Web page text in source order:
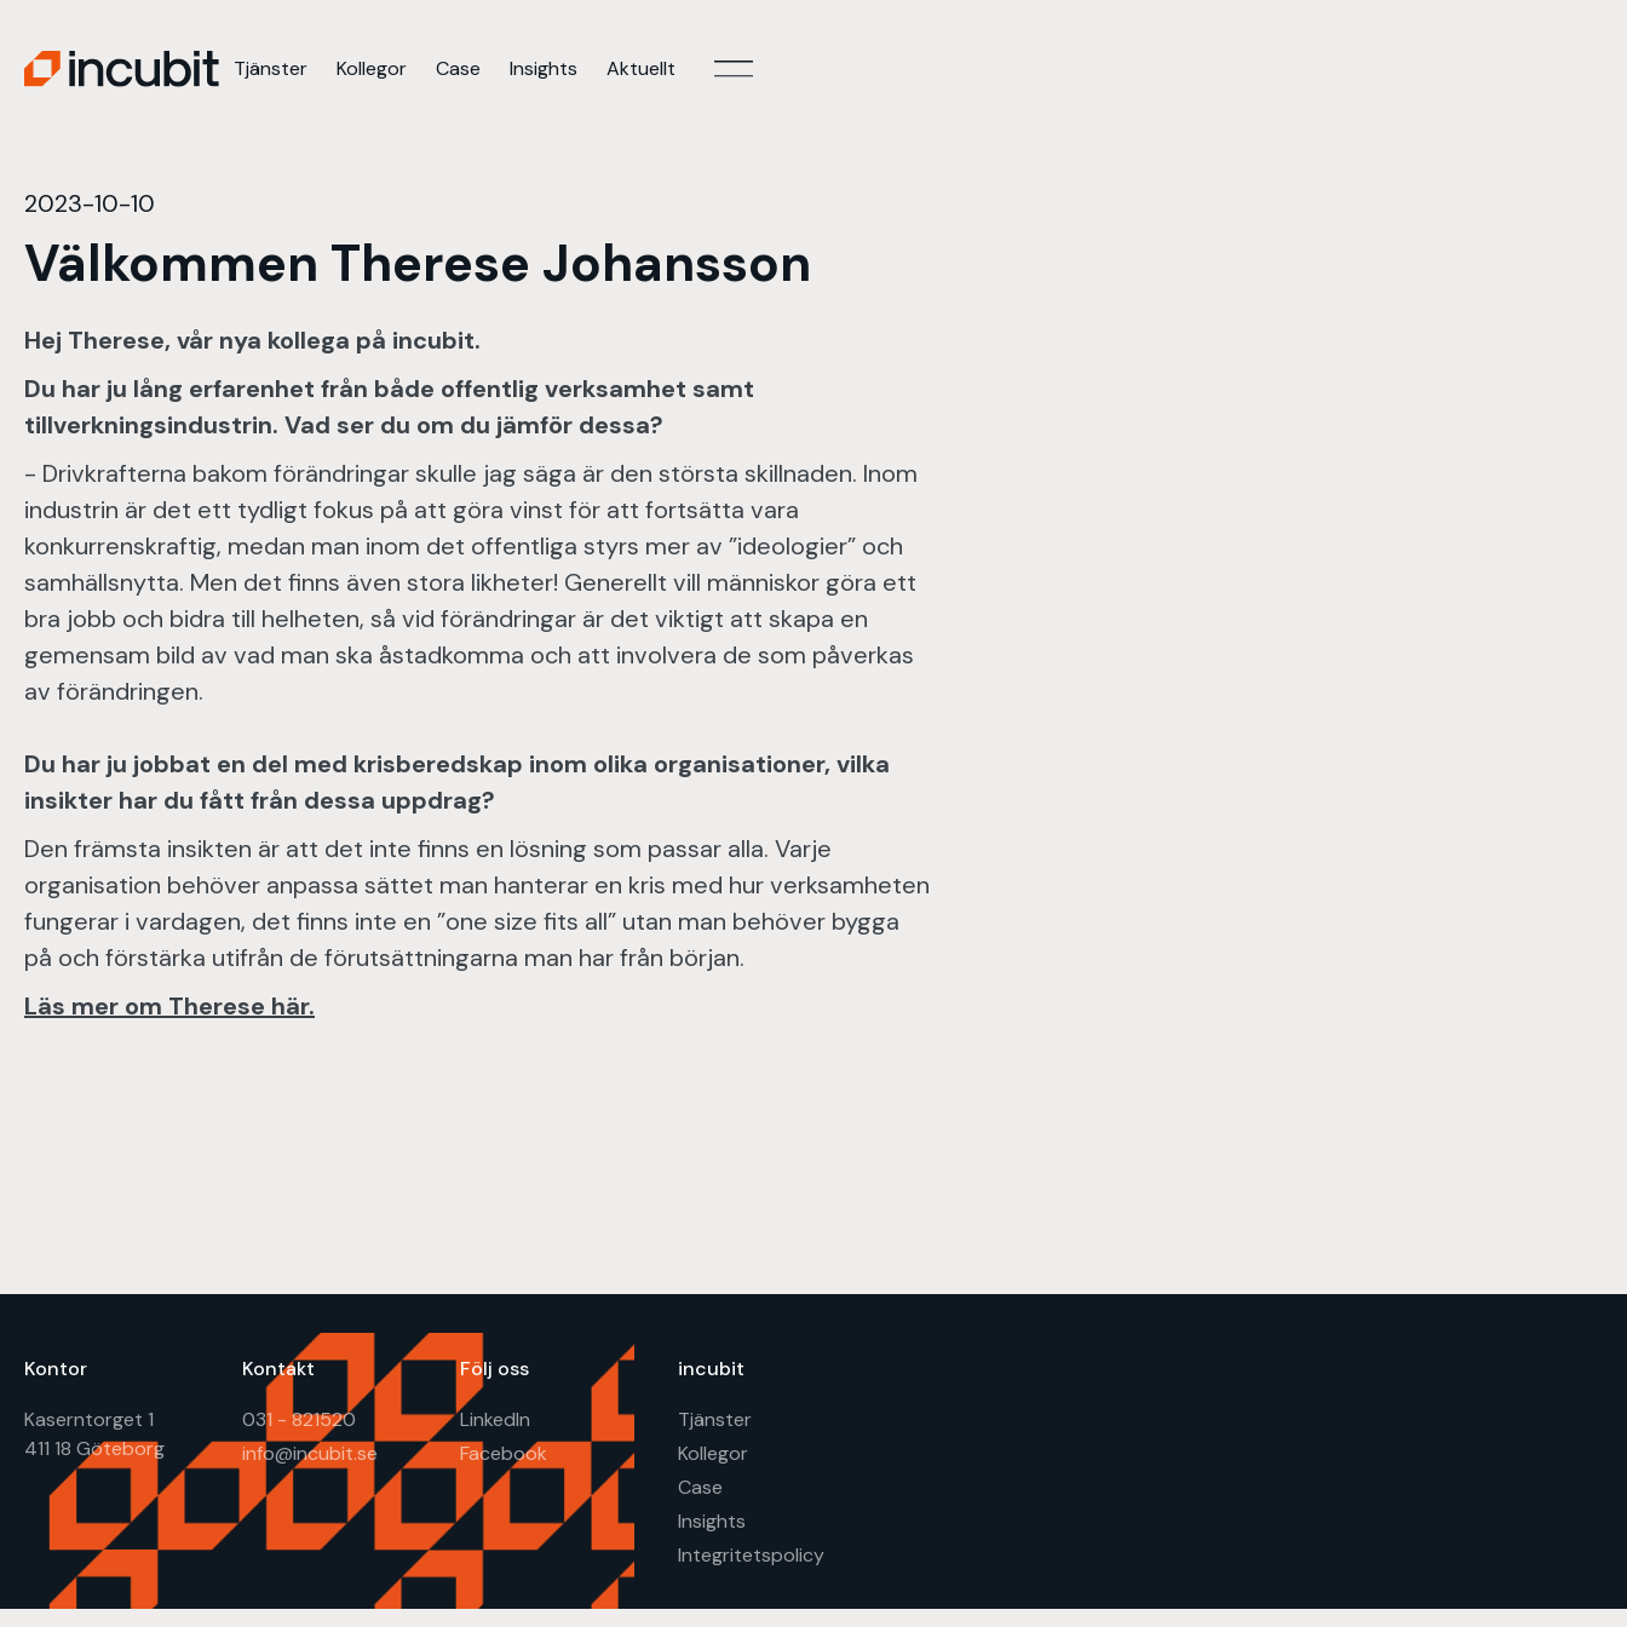
Tjänster Kollegor Case Insights Aktuellt
2023-10-10
Välkommen Therese Johansson
Hej Therese, vår nya kollega på incubit.
Du har ju lång erfarenhet från både offentlig verksamhet samt
tillverkningsindustrin. Vad ser du om du jämför dessa?
- Drivkrafterna bakom förändringar skulle jag säga är den största skillnaden. Inom
industrin är det ett tydligt fokus på att göra vinst för att fortsätta vara
konkurrenskraftig, medan man inom det offentliga styrs mer av ”ideologier” och
samhällsnytta. Men det finns även stora likheter! Generellt vill människor göra ett
bra jobb och bidra till helheten, så vid förändringar är det viktigt att skapa en
gemensam bild av vad man ska åstadkomma och att involvera de som påverkas
av förändringen.
Du har ju jobbat en del med krisberedskap inom olika organisationer, vilka
insikter har du fått från dessa uppdrag?
Den främsta insikten är att det inte finns en lösning som passar alla. Varje
organisation behöver anpassa sättet man hanterar en kris med hur verksamheten
fungerar i vardagen, det finns inte en ”one size fits all” utan man behöver bygga
på och förstärka utifrån de förutsättningarna man har från början.
Läs mer om Therese här.
Kontor
Kaserntorget 1
411 18 Göteborg
Kontakt
031 - 821520
info@incubit.se
Följ oss
LinkedIn
Facebook
incubit
Tjänster
Kollegor
Case
Insights
Integritetspolicy